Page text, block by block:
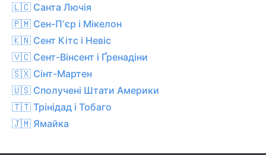
🇱🇨 Санта Лючія
🇵🇲 Сен-Пʼєр і Мікелон
🇰🇳 Сент Кітс і Невіс
🇻🇨 Сент-Вінсент і Ґренадіни
🇸🇽 Сінт-Мартен
🇺🇸 Сполучені Штати Америки
🇹🇹 Трінідад і Тобаго
🇯🇲 Ямайка